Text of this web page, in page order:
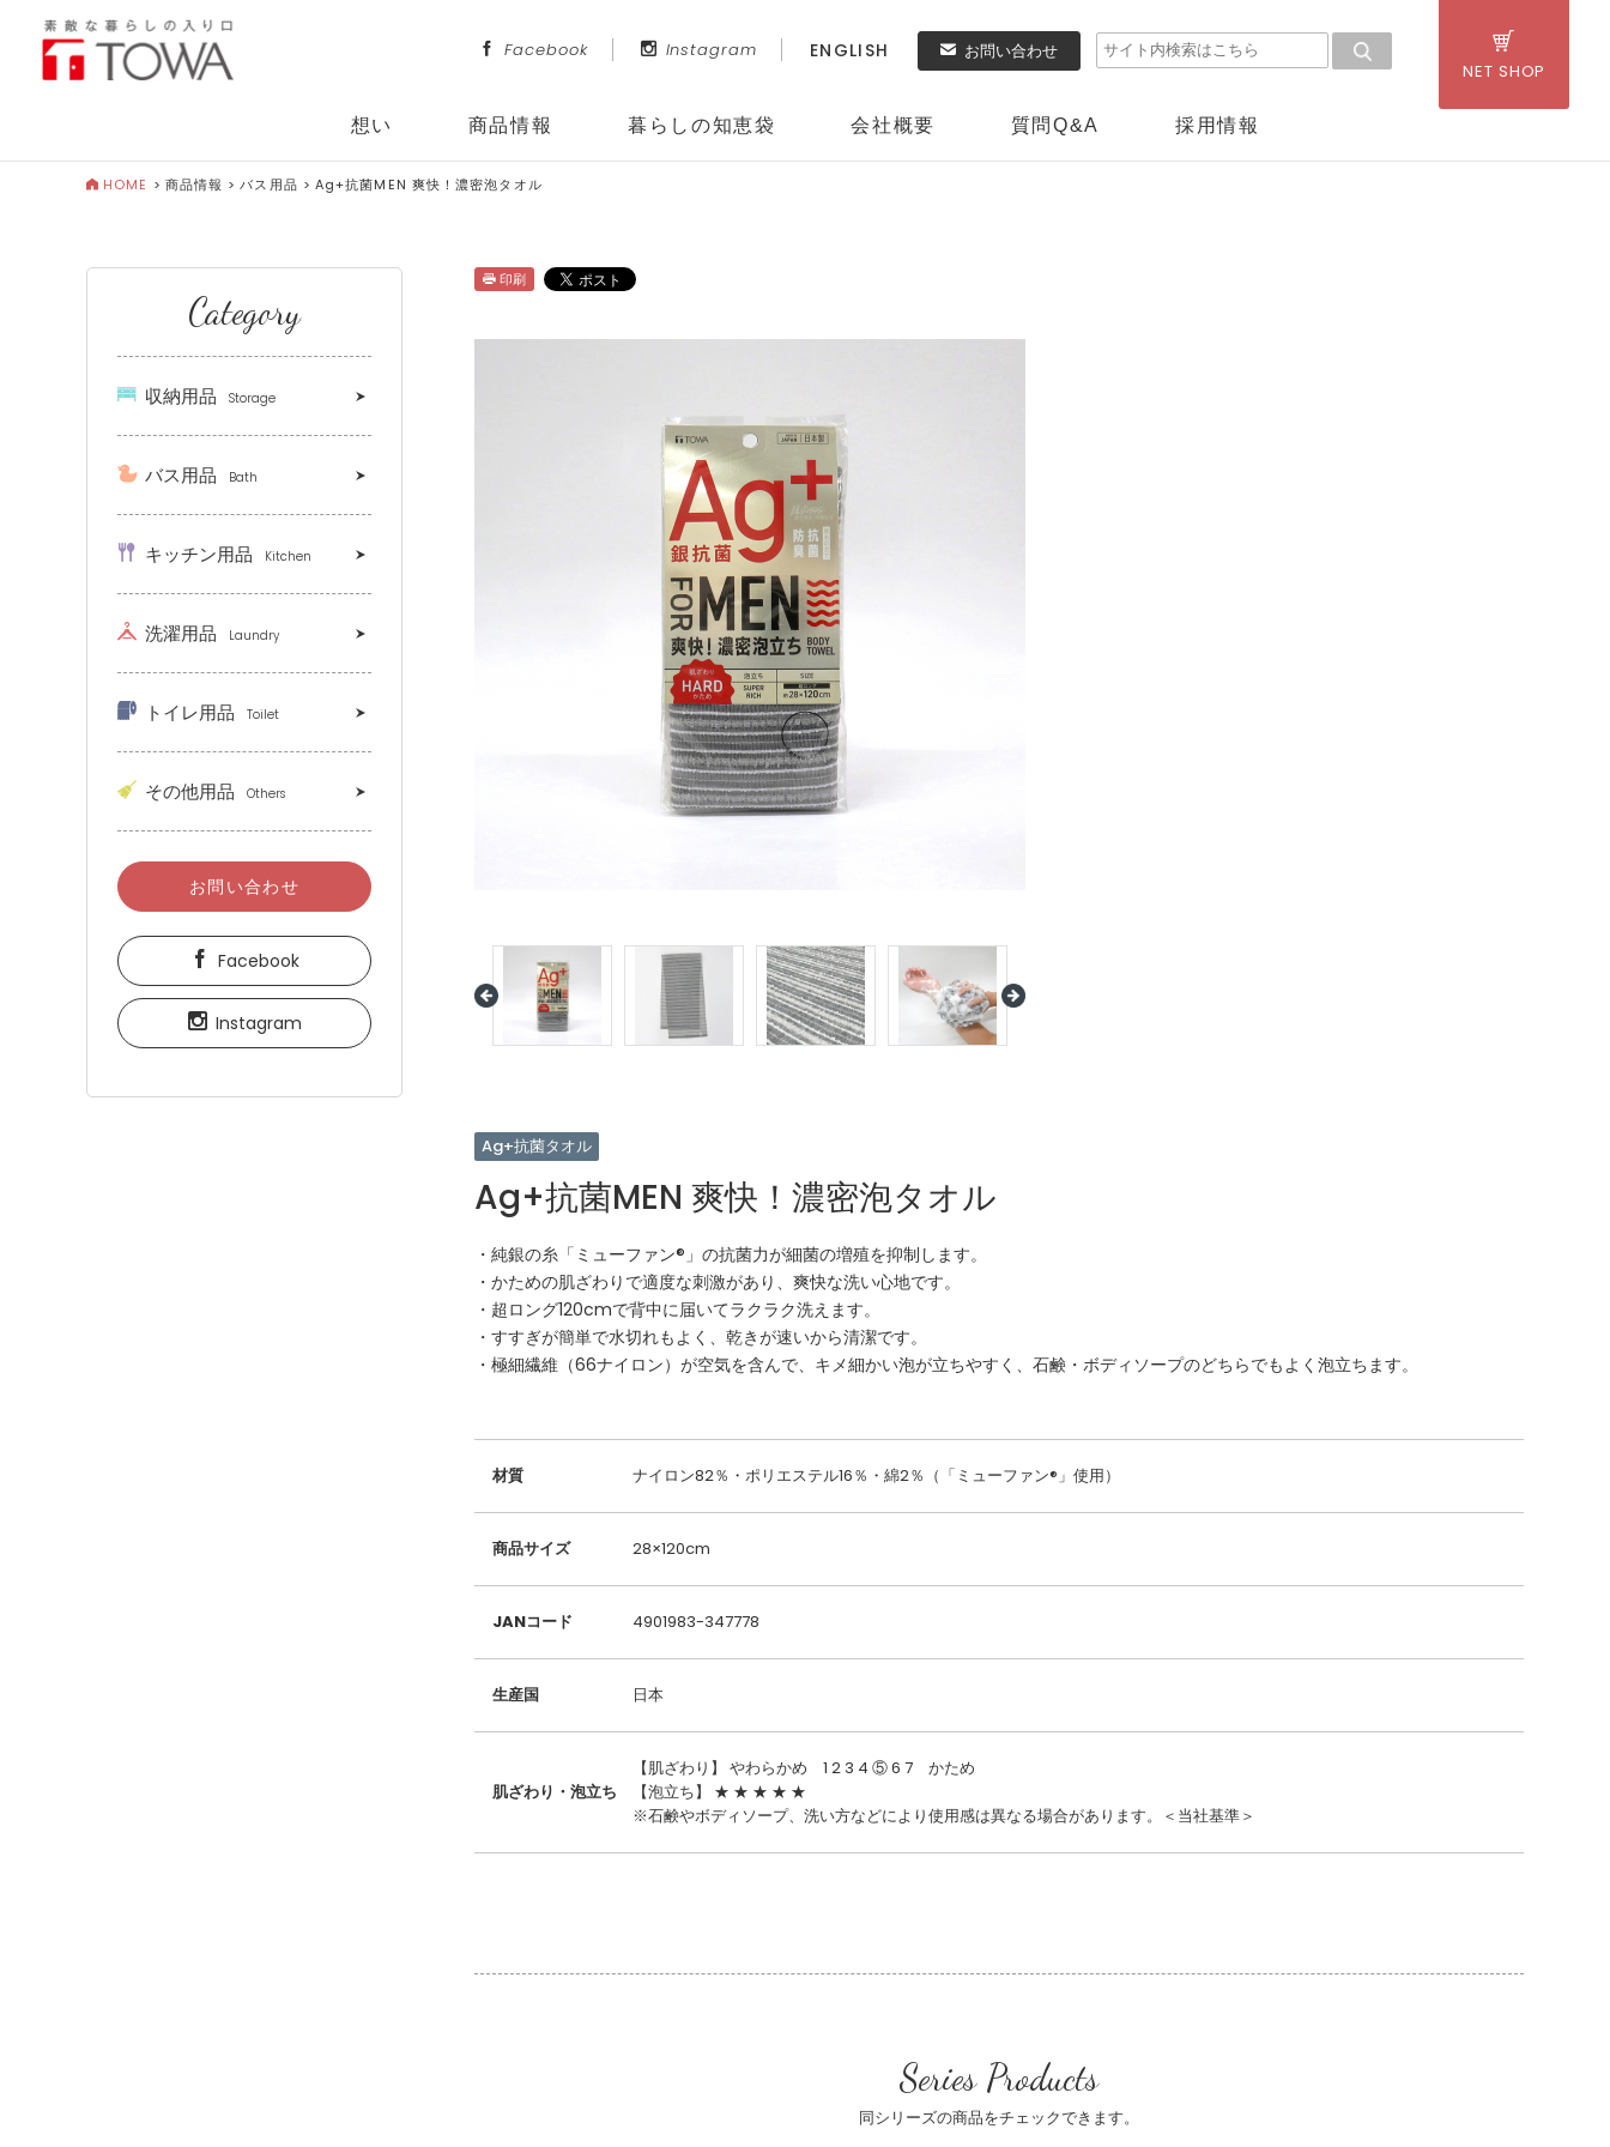
Facebook Instagram ENGLISH
お問い合わせ
NET SHOP
想い 商品情報 暮らしの知恵袋 会社概要 質問Q&A 採用情報
HOME > 商品情報 > バス用品 > Ag+抗菌MEN 爽快！濃密泡タオル
印刷
Ag+抗菌タオル
Ag+抗菌MEN 爽快！濃密泡タオル
・純銀の糸「ミューファン®」の抗菌力が細菌の増殖を抑制します。
・かための肌ざわりで適度な刺激があり、爽快な洗い心地です。
・超ロング120cmで背中に届いてラクラク洗えます。
・すすぎが簡単で水切れもよく、乾きが速いから清潔です。
・極細繊維（66ナイロン）が空気を含んで、キメ細かい泡が立ちやすく、石鹸・ボディソープのどちらでもよく泡立ちます。
材質 ナイロン82％・ポリエステル16％・綿2％（「ミューファン®」使用）
商品サイズ 28×120cm
JANコード 4901983-347778
生産国 日本
肌ざわり・泡立ち
【肌ざわり】 やわらかめ 1 2 3 4 ⑤ 6 7 かため
【泡立ち】 ★ ★ ★ ★ ★
※石鹸やボディソープ、洗い方などにより使用感は異なる場合があります。＜当社基準＞
Series Products
同シリーズの商品をチェックできます。
Category
収納用品 Storage
バス用品 Bath
キッチン用品 Kitchen
洗濯用品 Laundry
トイレ用品 Toilet
その他用品 Others
お問い合わせ
Facebook
Instagram